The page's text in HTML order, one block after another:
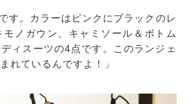
す。カラーはピンクにブラックのレ
ノガウン、キャミソール＆ボトム
ィスーツの4点です。このランジェ
れているんですよ！」